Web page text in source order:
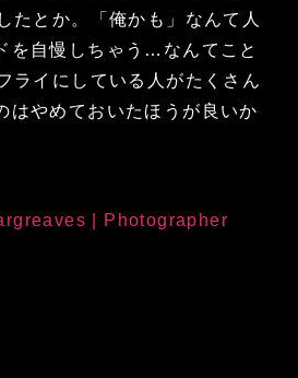
たとか。「俺かも」なんて人
を自慢しちゃう…なんてこと
ライにしている人がたくさん
はやめておいたほうが良いか
| Photographer